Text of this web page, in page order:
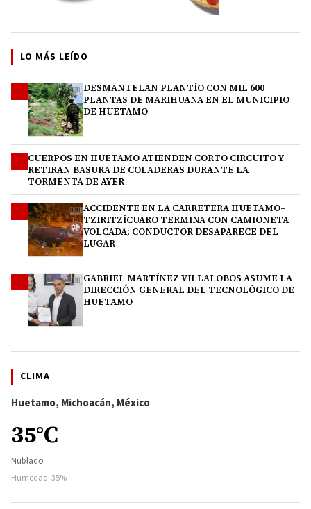
LO MÁS LEÍDO
DESMANTELAN PLANTÍO CON MIL 600
PLANTAS DE MARIHUANA EN EL MUNICIPIO
DE HUETAMO
CUERPOS EN HUETAMO ATIENDEN CORTO CIRCUITO Y
RETIRAN BASURA DE COLADERAS DURANTE LA
TORMENTA DE AYER
ACCIDENTE EN LA CARRETERA HUETAMO–
TZIRITZÍCUARO TERMINA CON CAMIONETA
VOLCADA; CONDUCTOR DESAPARECE DEL
LUGAR
GABRIEL MARTÍNEZ VILLALOBOS ASUME LA
DIRECCIÓN GENERAL DEL TECNOLÓGICO DE
HUETAMO
CLIMA
Huetamo, Michoacán, México
35°C
Nublado
Humedad: 35%